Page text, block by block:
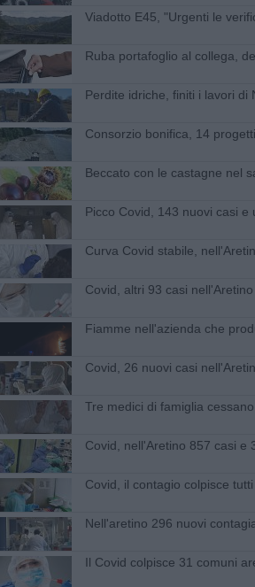
Viadotto E45, "Urgenti le
Ruba portafoglio al collega,
Perdite idriche, finiti i lavori di
Consorzio bonifica, 14
Beccato con le castagne nel
Picco Covid, 143 nuovi casi e
Curva Covid stabile,
Covid, altri 93 casi
Fiamme nell'azienda che
Covid, 26 nuovi casi
Tre medici di famiglia
Covid, nell'Aretino 857 casi e
Covid, il contagio colpisce
Nell'aretino 296 nuovi
Il Covid colpisce 31 comuni